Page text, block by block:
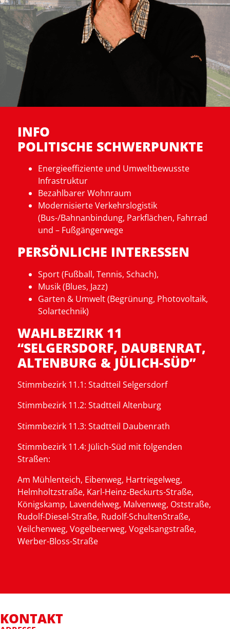
INFO
POLITISCHE SCHWERPUNKTE
Energieeffiziente und Umweltbewusste
Infrastruktur
Bezahlbarer Wohnraum
Modernisierte Verkehrslogistik
(Bus-/Bahnanbindung, Parkflächen, Fahrrad
und – Fußgängerwege
PERSÖNLICHE INTERESSEN
Sport (Fußball, Tennis, Schach),
Musik (Blues, Jazz)
Garten & Umwelt (Begrünung, Photovoltaik,
Solartechnik)
WAHLBEZIRK 11
“SELGERSDORF, DAUBENRAT,
ALTENBURG & JÜLICH-SÜD”
Stimmbezirk 11.1: Stadtteil Selgersdorf
Stimmbezirk 11.2: Stadtteil Altenburg
Stimmbezirk 11.3: Stadtteil Daubenrath
Stimmbezirk 11.4: Jülich-Süd mit folgenden
Straßen:
Am Mühlenteich, Eibenweg, Hartriegelweg,
Helmholtzstraße, Karl-Heinz-Beckurts-Straße,
Königskamp, Lavendelweg, Malvenweg, Oststraße,
Rudolf-Diesel-Straße, Rudolf-SchultenStraße,
Veilchenweg, Vogelbeerweg, Vogelsangstraße,
Werber-Bloss-Straße
KONTAKT